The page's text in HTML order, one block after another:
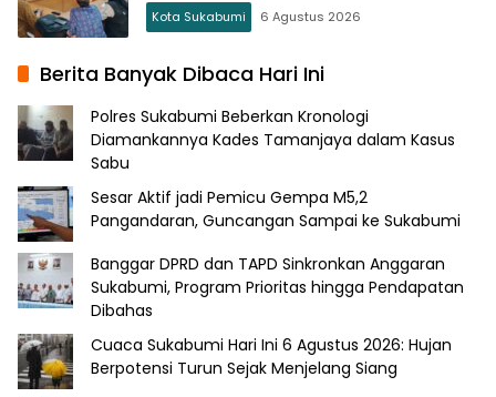
Kota Sukabumi 6 Agustus 2026
Berita Banyak Dibaca Hari Ini
Polres Sukabumi Beberkan Kronologi
Diamankannya Kades Tamanjaya dalam Kasus
Sabu
Sesar Aktif jadi Pemicu Gempa M5,2
Pangandaran, Guncangan Sampai ke Sukabumi
Banggar DPRD dan TAPD Sinkronkan Anggaran
Sukabumi, Program Prioritas hingga Pendapatan
Dibahas
Cuaca Sukabumi Hari Ini 6 Agustus 2026: Hujan
Berpotensi Turun Sejak Menjelang Siang